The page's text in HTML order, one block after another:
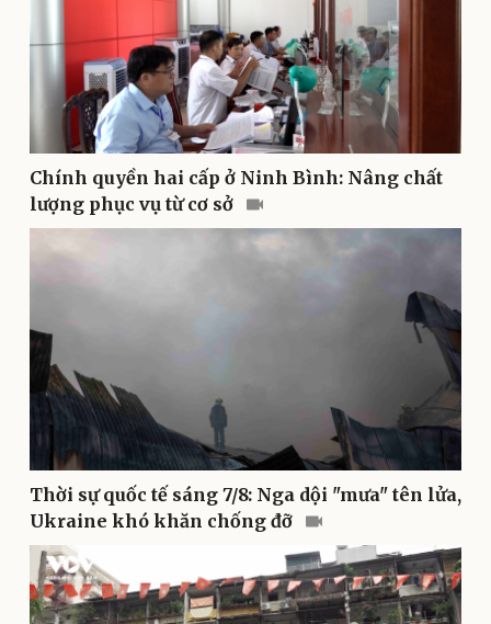
Doanh nghiệp
Thông tin doanh nghiệp
Doanh nghiệp 24h
Doanh nhân
Vì cộng đồng
Công nghệ
Sành điệu
Tin Công nghệ
Trải nghiệm
Sức khỏe
Dinh dưỡng - món ngon
Cây thuốc
Đời sống
Nhà đẹp
Blog
Chính quyền hai cấp ở Ninh Bình: Nâng chất
lượng phục vụ từ cơ sở
Thời sự quốc tế sáng 7/8: Nga dội "mưa" tên lửa,
Ukraine khó khăn chống đỡ